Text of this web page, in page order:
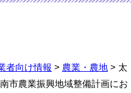
者向け情報 > 農業・農地 > 太
市農業振興地域整備計画にお